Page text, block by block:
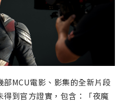
部MCU電影、影集的全新片段
得到官方證實，包含：「夜魔